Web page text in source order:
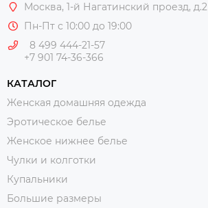
Москва, 1-й Нагатинский проезд, д.2
Пн-Пт с 10:00 до 19:00
8 499 444-21-57
+7 901 74-36-366
КАТАЛОГ
Женская домашняя одежда
Эротическое белье
Женское нижнее белье
Чулки и колготки
Купальники
Большие размеры